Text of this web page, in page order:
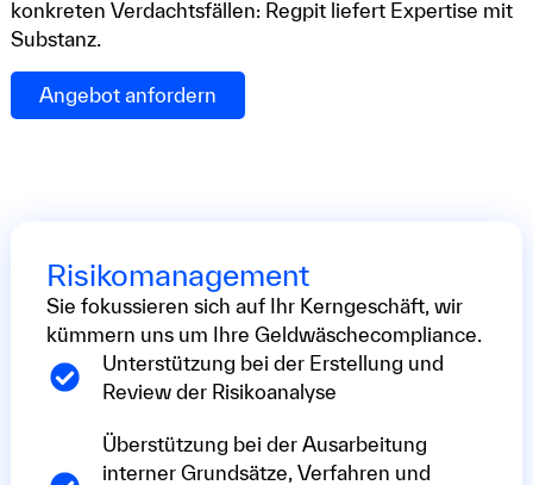
konkreten Verdachtsfällen: Regpit liefert Expertise mit
Substanz.
Angebot anfordern
Risikomanagement
Sie fokussieren sich auf Ihr Kerngeschäft, wir
kümmern uns um Ihre Geldwäschecompliance.
Unterstützung bei der Erstellung und
Review der Risikoanalyse
Überstützung bei der Ausarbeitung
interner Grundsätze, Verfahren und